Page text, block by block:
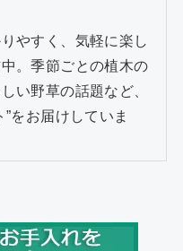
やすく、気軽に楽し
。季節ごとの植木の
い野草の話題など、
をお届けしていま